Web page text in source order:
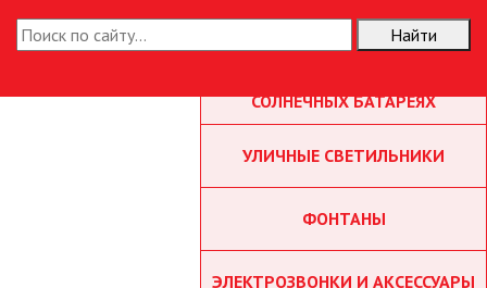
ТОЧЕЧНЫЕ СВЕТИЛЬНИКИ
СОЛНЕЧНЫХ БАТАРЕЯХ
УЛИЧНЫЕ СВЕТИЛЬНИКИ
ФОНТАНЫ
ЭЛЕКТРОЗВОНКИ И АКСЕССУАРЫ
Найти